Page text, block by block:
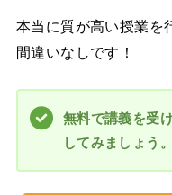
本当に質が高い授業を
間違いなしです！
無料で講義を受
してみましょう。